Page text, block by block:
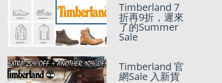
Timberland 美
國官網
Memorial 75
折Sale~~
Timberland 美
國官網6 折Sale
Timberland 7
折再9折，遲來
了的Summer
Sale
Timberland 官
網Sale 入新貨